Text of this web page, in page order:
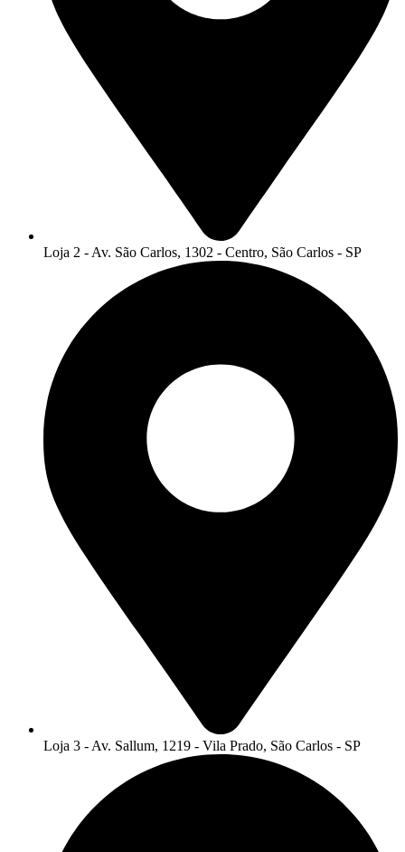
Loja 2 - Av. São Carlos, 1302 - Centro, São Carlos - SP
Loja 3 - Av. Sallum, 1219 - Vila Prado, São Carlos - SP